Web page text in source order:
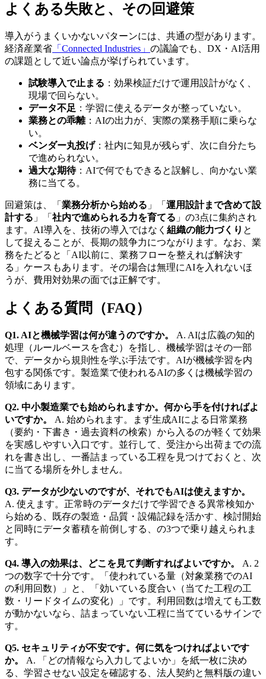
よくある失敗と、その回避策
導入がうまくいかないパターンには、共通の型があります。
経済産業省 「Connected Industries」 の議論でも、DX・AI活用
の課題として近い論点が挙げられています。
試験導入で止まる ：効果検証だけで運用設計がなく、
現場で回らない。
データ不足 ：学習に使えるデータが整っていない。
業務との乖離：AIの出力が、実際の業務手順に乗らな
い。
ベンダー丸投げ：社内に知見が残らず、次に自分たち
で進められない。
過大な期待：AIで何でもできると誤解し、向かない業
務に当てる。
回避策は、「 業務分析から始める 」「 運用設計まで含めて設
計する 」「 社内で進められる力を育てる 」の3点に集約され
ます。AI導入を、技術の導入ではなく 組織の能力づくり と
して捉えることが、長期の競争力につながります。なお、業
務をたどると「AI以前に、業務フローを整えれば解決す
る」ケースもあります。その場合は無理にAIを入れないほ
うが、費用対効果の面では正解です。
よくある質問（FAQ）
Q1. AIと機械学習は何が違うのですか。
A. AIは広義の知的
処理（ルールベースを含む）を指し、機械学習はその一部
で、データから規則性を学ぶ手法です。AIが機械学習を内
包する関係です。製造業で使われるAIの多くは機械学習の
領域にあります。
Q2. 中小製造業でも始められますか。何から手を付ければよ
いですか。
A. 始められます。まず生成AIによる日常業務
（要約・下書き・過去資料の検索）から入るのが軽くて効果
を実感しやすい入口です。並行して、受注から出荷までの流
れを書き出し、一番詰まっている工程を見つけておくと、次
に当てる場所を外しません。
Q3. データが少ないのですが、それでもAIは使えますか。
A. 使えます。正常時のデータだけで学習できる異常検知か
ら始める、既存の製造・品質・設備記録を活かす、検討開始
と同時にデータ蓄積を前倒しする、の3つで乗り越えられま
す。
Q4. 導入の効果は、どこを見て判断すればよいですか。
A. 2
つの数字で十分です。「使われている量（対象業務でのAI
の利用回数）」と、「効いている度合い（当てた工程の工
数・リードタイムの変化）」です。利用回数は増えても工数
が動かないなら、詰まっていない工程に当てているサインで
す。
Q5. セキュリティが不安です。何に気をつければよいです
か。
A. 「どの情報なら入力してよいか」を紙一枚に決め
る、学習させない設定を確認する、法人契約と無料版の違い